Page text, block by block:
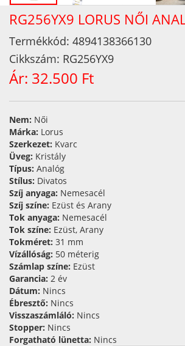
RG256YX9 LORUS NŐI
Termékkód: 4894138366130
Cikkszám: RG256YX9
Ár: 32.500 Ft
Nem: Női
Márka: Lorus
Szerkezet: Kvarc
Üveg: Kristály
Típus: Analóg
Stílus: Divatos
Szíj anyaga: Nemesacél
Szíj színe: Ezüst és Arany
Tok anyaga: Nemesacél
Tok színe: Ezüst, Arany
Tokméret: 31 mm
Vízállóság: 50 méterig
Számlap színe: Ezüst
Garancia: 2 év
Dátum: Nincs
Ébresztő: Nincs
Visszaszámláló: Nincs
Stopper: Nincs
Forgatható lünetta: Nincs